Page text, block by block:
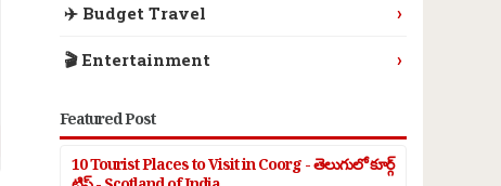
✈️ Budget Travel ›
🎬 Entertainment ›
Featured Post
10 Tourist Places to Visit in Coorg - తెలుగులో కూర్గ్